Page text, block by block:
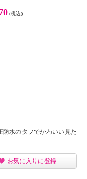
(税込)
水のタフでかわいい見た
お気に入りに登録